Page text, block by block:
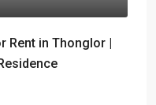
Rent in Thonglor |